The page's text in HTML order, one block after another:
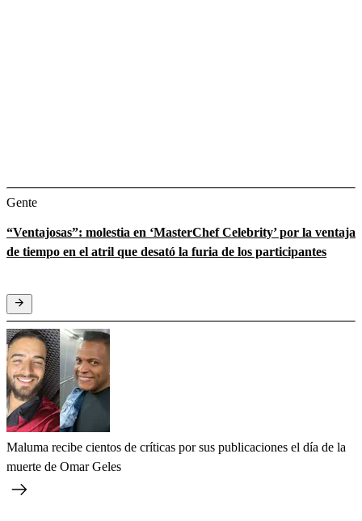
Gente
“Ventajosas”: molestia en ‘MasterChef Celebrity’ por la ventaja
de tiempo en el atril que desató la furia de los participantes
Maluma recibe cientos de críticas por sus publicaciones el día de la
muerte de Omar Geles